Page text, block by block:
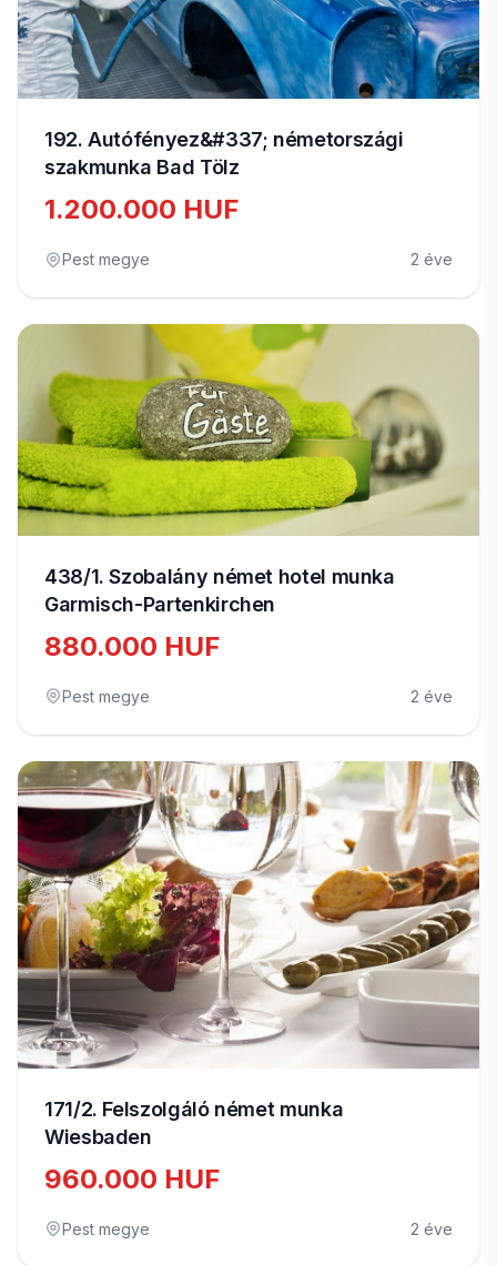
192. Autófényez&#337; németországi
szakmunka Bad Tölz
1.200.000 HUF
Pest megye 2 éve
438/1. Szobalány német hotel munka
Garmisch-Partenkirchen
880.000 HUF
Pest megye 2 éve
171/2. Felszolgáló német munka
Wiesbaden
960.000 HUF
Pest megye 2 éve